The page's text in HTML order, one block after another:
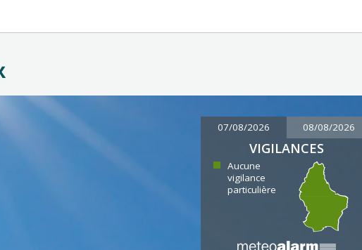
07/08/2026 08/08/2026
VIGILANCES
Aucune
vigilance
particulière